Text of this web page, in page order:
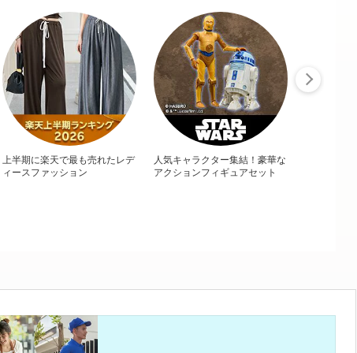
上半期に楽天で最も売れたレデ
ィースファッション
人気キャラクター集結！豪華な
アクションフィギュアセット